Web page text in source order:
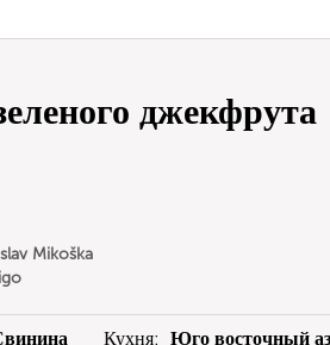
джекфрута
Mikoška
Кухня: Юго восточный